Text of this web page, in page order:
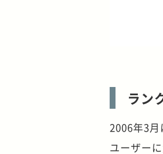
ラン
2006年3
ユーザー